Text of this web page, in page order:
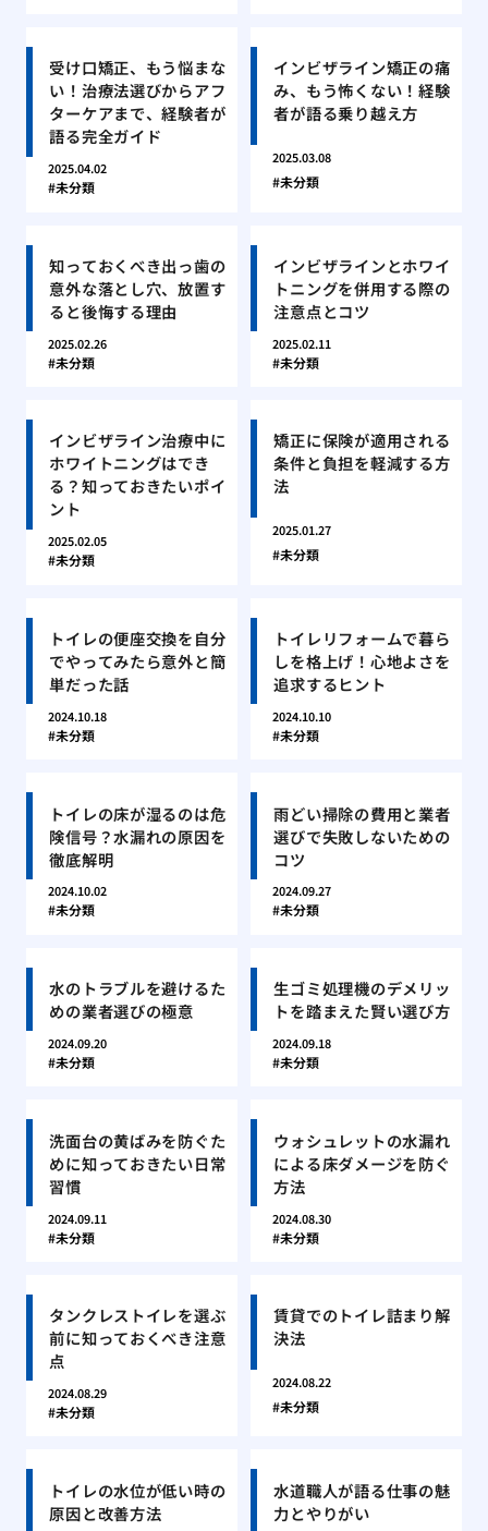
受け口矯正、もう悩まな
い！治療法選びからアフ
ターケアまで、経験者が
語る完全ガイド
2025.04.02
未分類
インビザライン矯正の痛
み、もう怖くない！経験
者が語る乗り越え方
2025.03.08
未分類
知っておくべき出っ歯の
意外な落とし穴、放置す
ると後悔する理由
2025.02.26
未分類
インビザラインとホワイ
トニングを併用する際の
注意点とコツ
2025.02.11
未分類
インビザライン治療中に
ホワイトニングはでき
る？知っておきたいポイ
ント
2025.02.05
未分類
矯正に保険が適用される
条件と負担を軽減する方
法
2025.01.27
未分類
トイレの便座交換を自分
でやってみたら意外と簡
単だった話
2024.10.18
未分類
トイレリフォームで暮ら
しを格上げ！心地よさを
追求するヒント
2024.10.10
未分類
トイレの床が湿るのは危
険信号？水漏れの原因を
徹底解明
2024.10.02
未分類
雨どい掃除の費用と業者
選びで失敗しないための
コツ
2024.09.27
未分類
水のトラブルを避けるた
めの業者選びの極意
2024.09.20
未分類
生ゴミ処理機のデメリッ
トを踏まえた賢い選び方
2024.09.18
未分類
洗面台の黄ばみを防ぐた
めに知っておきたい日常
習慣
2024.09.11
未分類
ウォシュレットの水漏れ
による床ダメージを防ぐ
方法
2024.08.30
未分類
タンクレストイレを選ぶ
前に知っておくべき注意
点
2024.08.29
未分類
賃貸でのトイレ詰まり解
決法
2024.08.22
未分類
トイレの水位が低い時の
原因と改善方法
水道職人が語る仕事の魅
力とやりがい